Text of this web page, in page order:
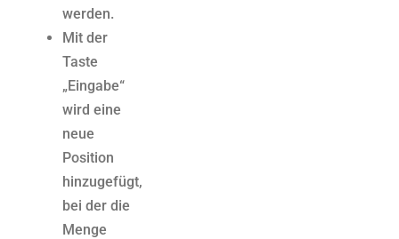
werden.
Mit der
Taste
„Eingabe“
wird eine
neue
Position
hinzugefügt,
bei der die
Menge